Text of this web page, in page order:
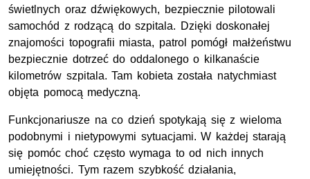
świetlnych oraz dźwiękowych, bezpiecznie pilotowali
samochód z rodzącą do szpitala. Dzięki doskonałej
znajomości topografii miasta, patrol pomógł małżeństwu
bezpiecznie dotrzeć do oddalonego o kilkanaście
kilometrów szpitala. Tam kobieta została natychmiast
objęta pomocą medyczną.
Funkcjonariusze na co dzień spotykają się z wieloma
podobnymi i nietypowymi sytuacjami. W każdej starają
się pomóc choć często wymaga to od nich innych
umiejętności. Tym razem szybkość działania,